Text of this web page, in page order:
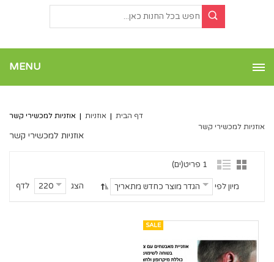
MENU
דף הבית | אוזניות | אוזניות למכשירי קשר
אוזניות למכשירי קשר
אוזניות למכשירי קשר
1 פריט(ים)
הצג 220 לדף מיון לפי הגדר מוצר כחדש מתאריך
SALE